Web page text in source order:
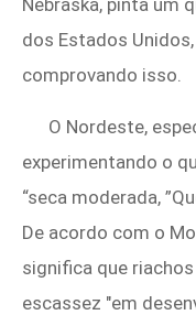
Nebraska, pinta um
dos Estados
comprovando isso.
O Nordeste,
experimentando o
“seca moderada,
De acordo com o
significa que
escassez "em